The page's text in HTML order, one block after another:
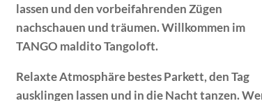
lassen und den vorbeifahrenden Zügen
nachschauen und träumen. Willkommen im
TANGO maldito Tangoloft.
Relaxte Atmosphäre bestes Parkett, den Tag
ausklingen lassen und in die Nacht tanzen.